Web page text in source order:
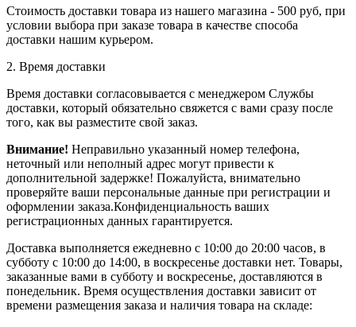
Стоимость доставки товара из нашего магазина - 500 руб, при
условии выбора при заказе товара в качестве способа
доставки нашим курьером.
2. Время доставки
Время доставки согласовывается с менеджером Службы
доставки, который обязательно свяжется с вами сразу после
того, как вы разместите свой заказ.
Внимание! Неправильно указанный номер телефона,
неточный или неполный адрес могут привести к
дополнительной задержке! Пожалуйста, внимательно
проверяйте ваши персональные данные при регистрации и
оформлении заказа.Конфиденциальность ваших
регистрационных данных гарантируется.
Доставка выполняется ежедневно с 10:00 до 20:00 часов, в
субботу с 10:00 до 14:00, в воскресенье доставки нет. Товары,
заказанные вами в субботу и воскресенье, доставляются в
понедельник. Время осуществления доставки зависит от
времени размещения заказа и наличия товара на складе: